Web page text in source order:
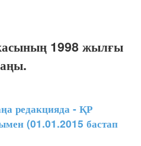
1998 жылғы
редакцияда - ҚР
(01.01.2015 бастап